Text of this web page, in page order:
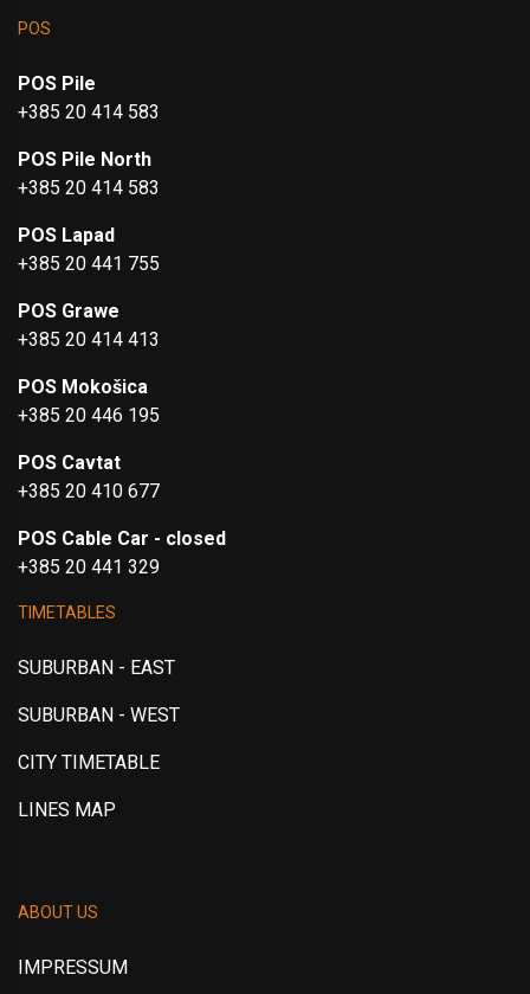
POS
POS Pile
+385 20 414 583
POS Pile North
+385 20 414 583
POS Lapad
+385 20 441 755
POS Grawe
+385 20 414 413
POS Mokošica
+385 20 446 195
POS Cavtat
+385 20 410 677
POS Cable Car - closed
+385 20 441 329
TIMETABLES
SUBURBAN - EAST
SUBURBAN - WEST
CITY TIMETABLE
LINES MAP
ABOUT US
IMPRESSUM